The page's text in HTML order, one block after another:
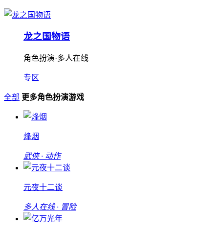
龙之国物语
角色扮演·多人在线
专区
全部 更多角色扮演游戏
烽烟
武侠 · 动作
元夜十二谈
多人在线 · 冒险